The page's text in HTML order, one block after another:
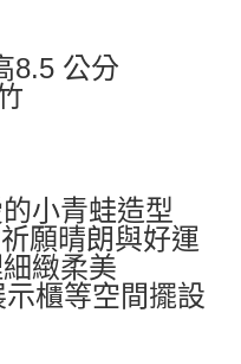
8.5 公分
小青蛙造型
願晴朗與好運
緻柔美
櫃等空間擺設